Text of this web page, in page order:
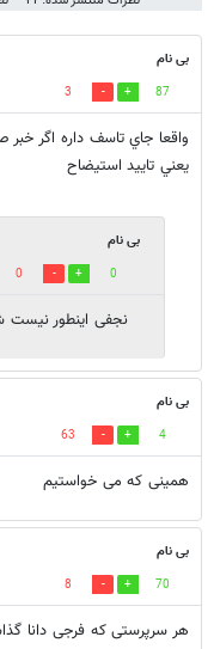
بی نام
87
3
واقعا جاي تاسف داره اگر
يعني تاييد استيضاح
بی نام
0
0
نجفی اینطور نیست
بی نام
4
63
همینی که می خواستیم
بی نام
70
8
هر سرپرستی که فرجی دانا